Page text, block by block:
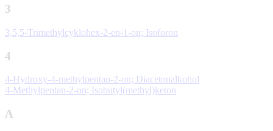
3
3,5,5-Trimethylcyklohex-2-en-1-on; Isoforon
4
4-Hydroxy-4-methylpentan-2-on; Diacetonalkohol
4-Methylpentan-2-on; Isobutyl(methyl)keton
A